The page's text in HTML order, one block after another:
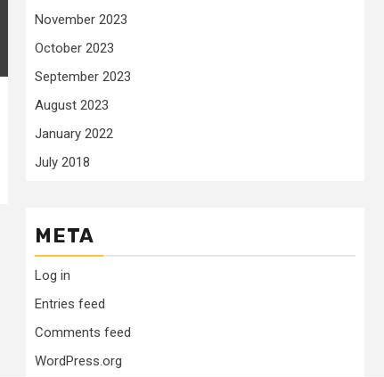
November 2023
October 2023
September 2023
August 2023
January 2022
July 2018
META
Log in
Entries feed
Comments feed
WordPress.org